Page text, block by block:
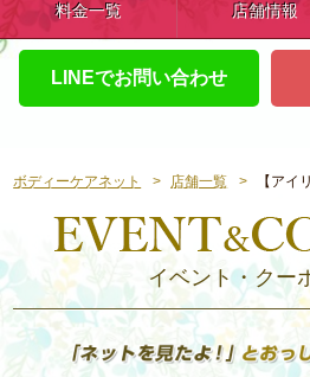
料金一覧 店舗情報
LINEでお問い合わせ
ボディーケアネット 店舗一覧 【アイ
イベント・クー